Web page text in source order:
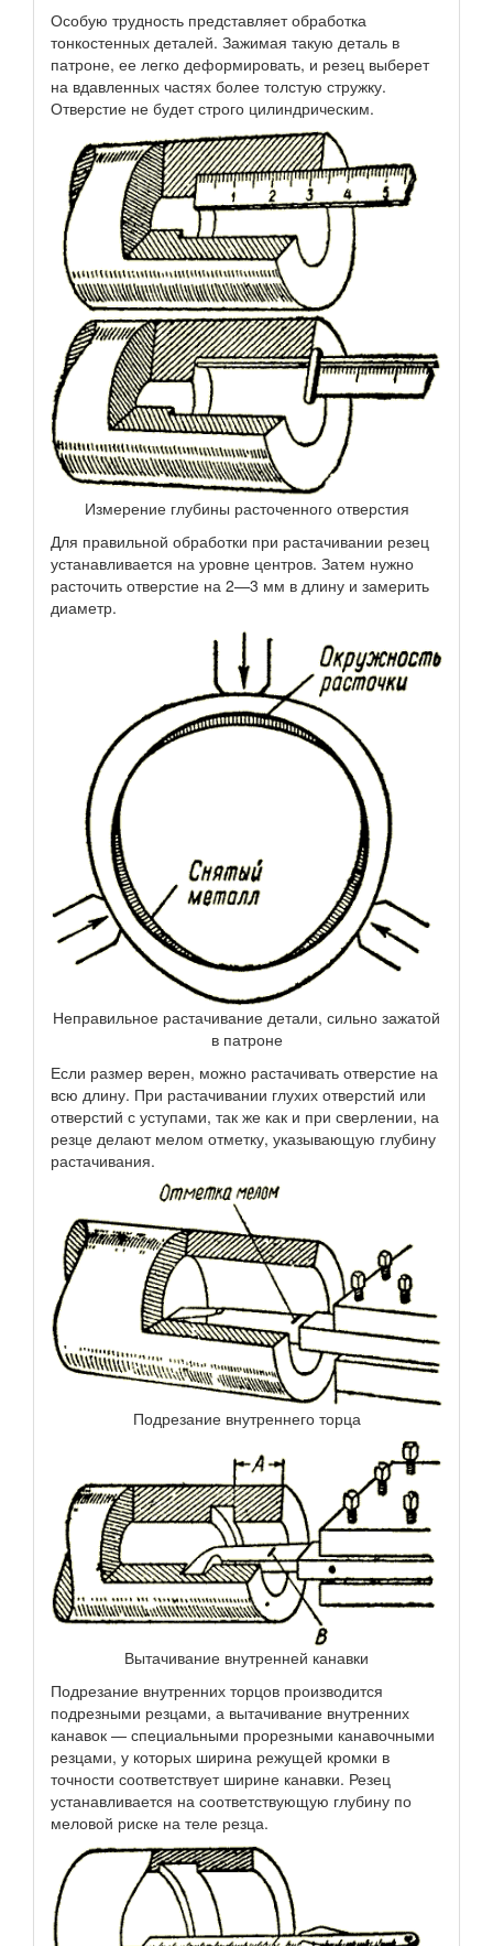
Особую трудность представляет обработка
тонкостенных деталей. Зажимая такую деталь в
патроне, ее легко деформировать, и резец выберет
на вдавленных частях более толстую стружку.
Отверстие не будет строго цилиндрическим.
Измерение глубины расточенного отверстия
Для правильной обработки при растачивании резец
устанавливается на уровне центров. Затем нужно
расточить отверстие на 2—3 мм в длину и замерить
диаметр.
Неправильное растачивание детали, сильно зажатой
в патроне
Если размер верен, можно растачивать отверстие на
всю длину. При растачивании глухих отверстий или
отверстий с уступами, так же как и при сверлении, на
резце делают мелом отметку, указывающую глубину
растачивания.
Подрезание внутреннего торца
Вытачивание внутренней канавки
Подрезание внутренних торцов производится
подрезными резцами, а вытачивание внутренних
канавок — специальными прорезными канавочными
резцами, у которых ширина режущей кромки в
точности соответствует ширине канавки. Резец
устанавливается на соответствующую глубину по
меловой риске на теле резца.